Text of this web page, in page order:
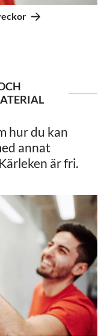
hur du kan
annat
är fri.